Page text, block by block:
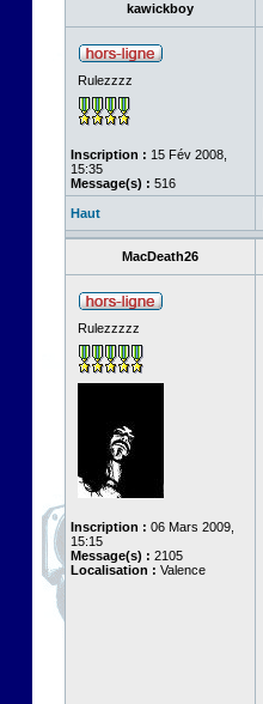
kawickboy
Rulezzzz
Inscription : 15 Fév 2008,
15:35
Message(s) : 516
Haut
MacDeath26
Rulezzzzz
Inscription : 06 Mars 2009,
15:15
Message(s) : 2105
Localisation : Valence